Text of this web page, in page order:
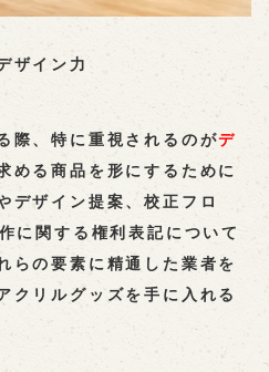
ザイン力
際、特に重視されるのがデ
める商品を形にするために
デザイン提案、校正フロ
に関する権利表記について
らの要素に精通した業者を
クリルグッズを手に入れる